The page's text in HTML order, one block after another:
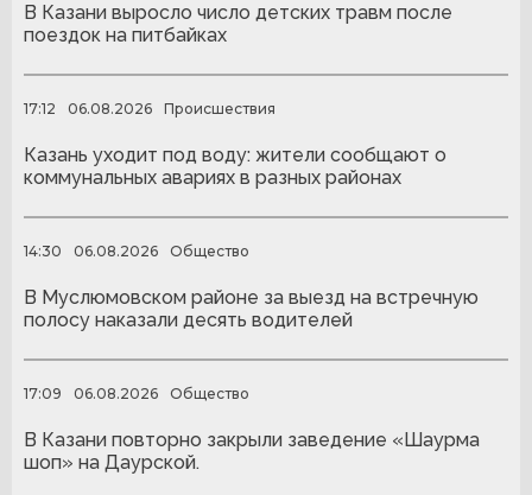
В Казани выросло число детских травм после
поездок на питбайках
17:12 06.08.2026 Происшествия
Казань уходит под воду: жители сообщают о
коммунальных авариях в разных районах
14:30 06.08.2026 Общество
В Муслюмовском районе за выезд на встречную
полосу наказали десять водителей
17:09 06.08.2026 Общество
В Казани повторно закрыли заведение «Шаурма
шоп» на Даурской.